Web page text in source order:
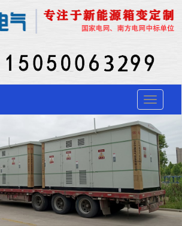
Toggle